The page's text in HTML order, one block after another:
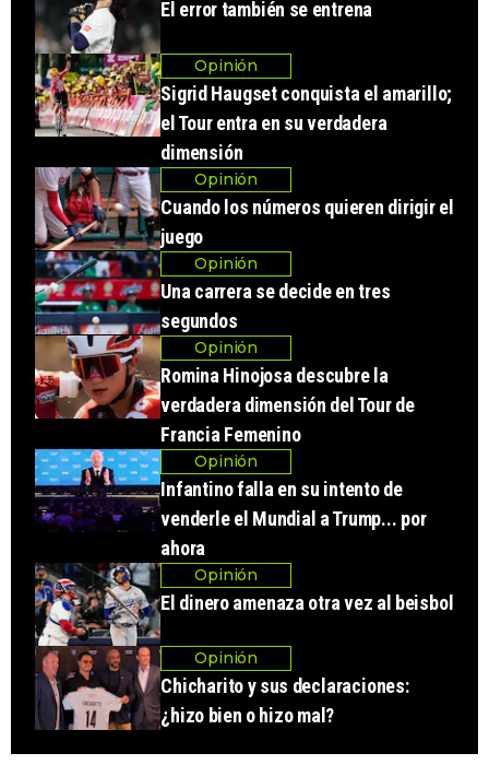
El error también se entrena
Opinión
Sigrid Haugset conquista el amarillo;
el Tour entra en su verdadera
dimensión
Opinión
Cuando los números quieren dirigir el
juego
Opinión
Una carrera se decide en tres
segundos
Opinión
Romina Hinojosa descubre la
verdadera dimensión del Tour de
Francia Femenino
Opinión
Infantino falla en su intento de
venderle el Mundial a Trump... por
ahora
Opinión
El dinero amenaza otra vez al beisbol
Opinión
Chicharito y sus declaraciones:
¿hizo bien o hizo mal?